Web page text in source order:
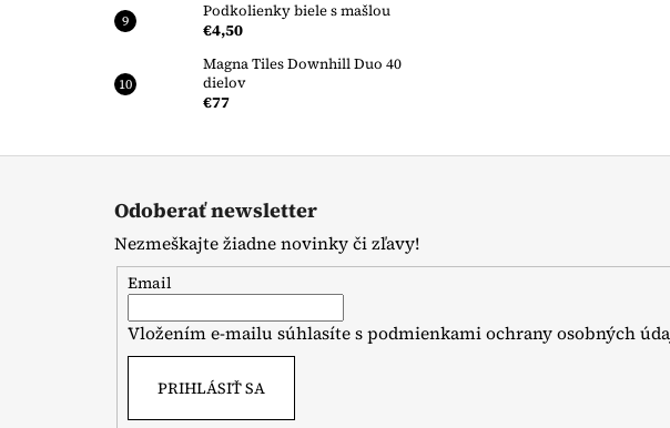
Podkolienky biele s mašlou
€4,50
Magna Tiles Downhill Duo 40
dielov
€77
Odoberať newsletter
Nezmeškajte žiadne novinky či zľavy!
Email
Vložením e-mailu súhlasíte spodmienkami ochrany osobných
PRIHLÁSIŤ SA